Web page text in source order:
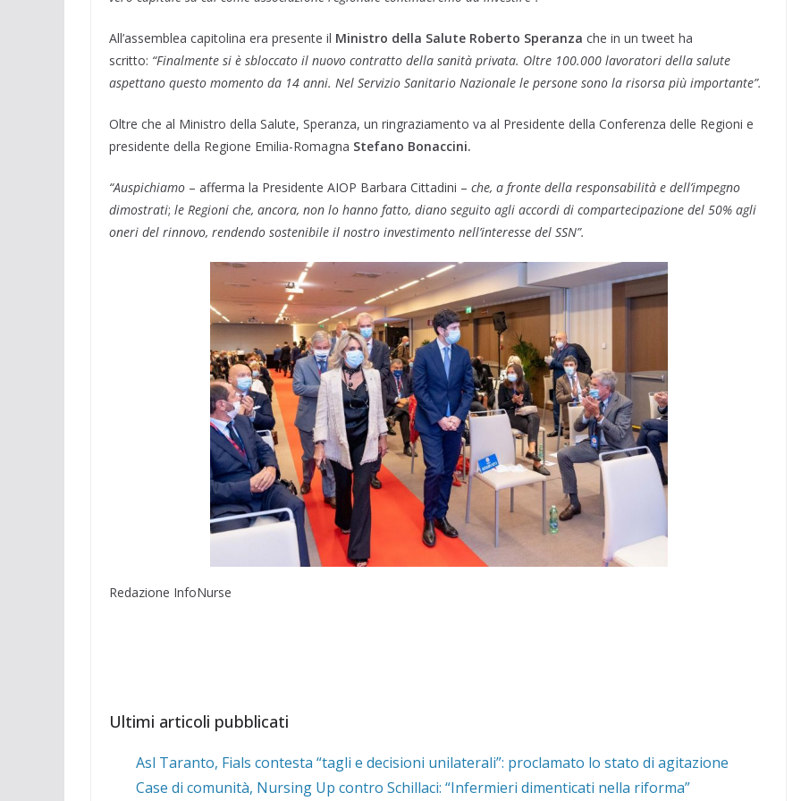
All’assemblea capitolina era presente il Ministro della Salute Roberto Speranza che in un tweet ha
scritto: “Finalmente si è sbloccato il nuovo contratto della sanità privata. Oltre 100.000 lavoratori della salute
aspettano questo momento da 14 anni. Nel Servizio Sanitario Nazionale le persone sono la risorsa più importante”.
Oltre che al Ministro della Salute, Speranza, un ringraziamento va al Presidente della Conferenza delle Regioni e
presidente della Regione Emilia-Romagna Stefano Bonaccini.
“Auspichiamo – afferma la Presidente AIOP Barbara Cittadini – che, a fronte della responsabilità e dell’impegno
dimostrati; le Regioni che, ancora, non lo hanno fatto, diano seguito agli accordi di compartecipazione del 50% agli
oneri del rinnovo, rendendo sostenibile il nostro investimento nell’interesse del SSN”.
Redazione InfoNurse
Ultimi articoli pubblicati
Asl Taranto, Fials contesta “tagli e decisioni unilaterali”: proclamato lo stato di agitazione
Case di comunità, Nursing Up contro Schillaci: “Infermieri dimenticati nella riforma”